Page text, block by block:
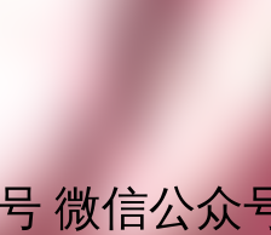
微信公众